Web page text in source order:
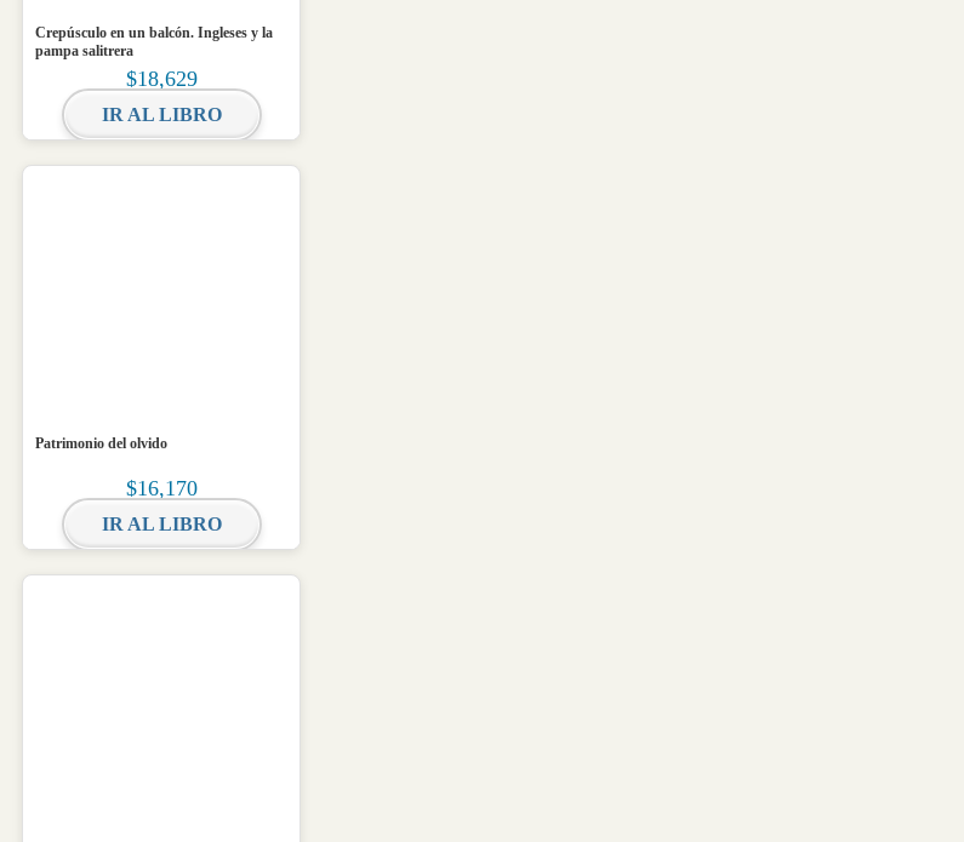
Crepúsculo en un balcón. Ingleses y la
pampa salitrera
$18,629
IR AL LIBRO
Patrimonio del olvido
$16,170
IR AL LIBRO